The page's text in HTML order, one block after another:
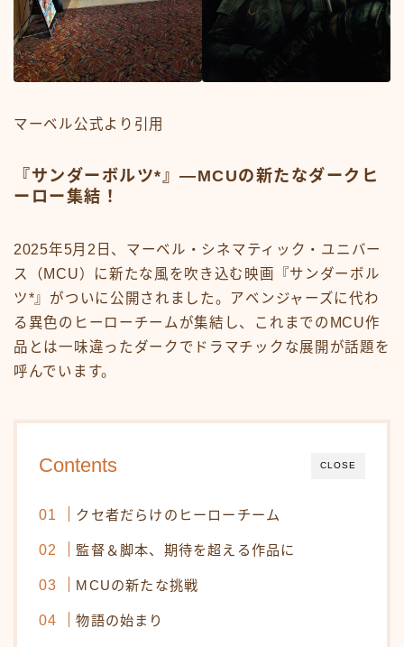
マーベル公式より引用
『サンダーボルツ*』—MCUの新たなダークヒ
ーロー集結！
2025年5月2日、マーベル・シネマティック・ユニバー
ス（MCU）に新たな風を吹き込む映画『サンダーボル
ツ*』がついに公開されました。アベンジャーズに代わ
る異色のヒーローチームが集結し、これまでのMCU作
品とは一味違ったダークでドラマチックな展開が話題を
呼んでいます。
CLOSE
Contents
クセ者だらけのヒーローチーム
監督＆脚本、期待を超える作品に
MCUの新たな挑戦
物語の始まり